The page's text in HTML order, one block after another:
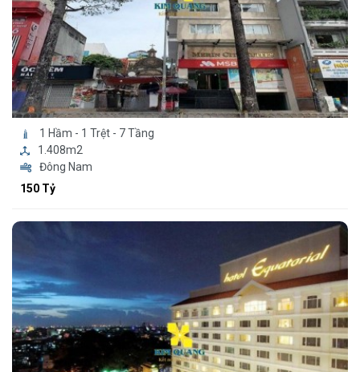
1 Hầm - 1 Trệt - 7 Tầng
1.408m2
Đông Nam
150 Tỷ